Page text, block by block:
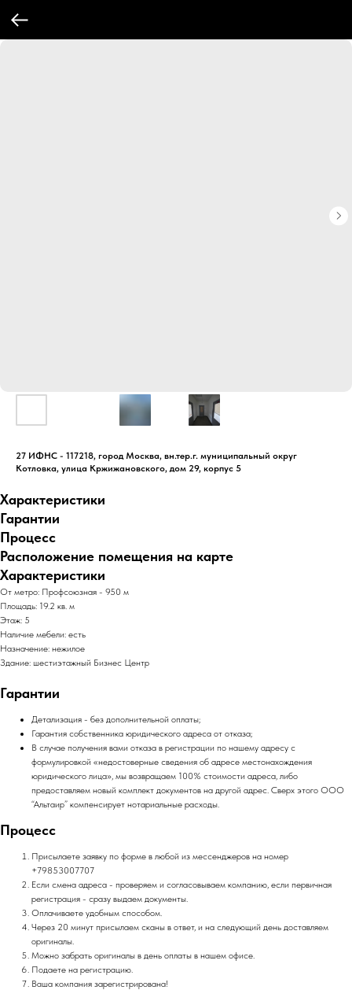
27 ИФНС - 117218, город Москва, вн.тер.г. муниципальный округ
Котловка, улица Кржижановского, дом 29, корпус 5
Характеристики
Гарантии
Процесс
Расположение помещения на карте
Характеристики
От метро: Профсоюзная - 950 м
Площадь: 19.2 кв. м
Этаж: 5
Наличие мебели: есть
Назначение: нежилое
Здание: шестиэтажный Бизнес Центр
Гарантии
Детализация - без дополнительной оплаты;
Гарантия собственника юридического адреса от отказа;
В случае получения вами отказа в регистрации по нашему адресу с
формулировкой «недостоверные сведения об адресе местонахождения
юридического лица», мы возвращаем 100% стоимости адреса, либо
предоставляем новый комплект документов на другой адрес. Сверх этого ООО
“Альтаир” компенсирует нотариальные расходы.
Процесс
Присылаете заявку по форме в любой из мессенджеров на номер
+79853007707
Если смена адреса - проверяем и согласовываем компанию, если первичная
регистрация - сразу выдаем документы.
Оплачиваете удобным способом.
Через 20 минут присылаем сканы в ответ, и на следующий день доставляем
оригиналы.
Можно забрать оригиналы в день оплаты в нашем офисе.
Подаете на регистрацию.
Ваша компания зарегистрирована!